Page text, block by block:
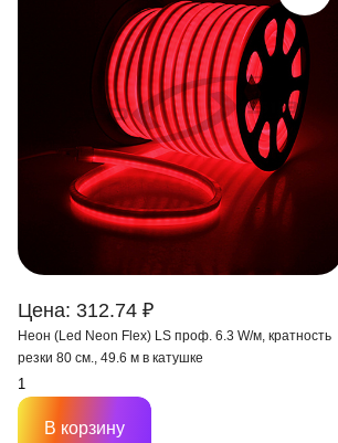
Цена: 312.74 ₽
Неон (Led Neon Flex) LS проф. 6.3 W/м, кратность
резки 80 см., 49.6 м в катушке
В корзину